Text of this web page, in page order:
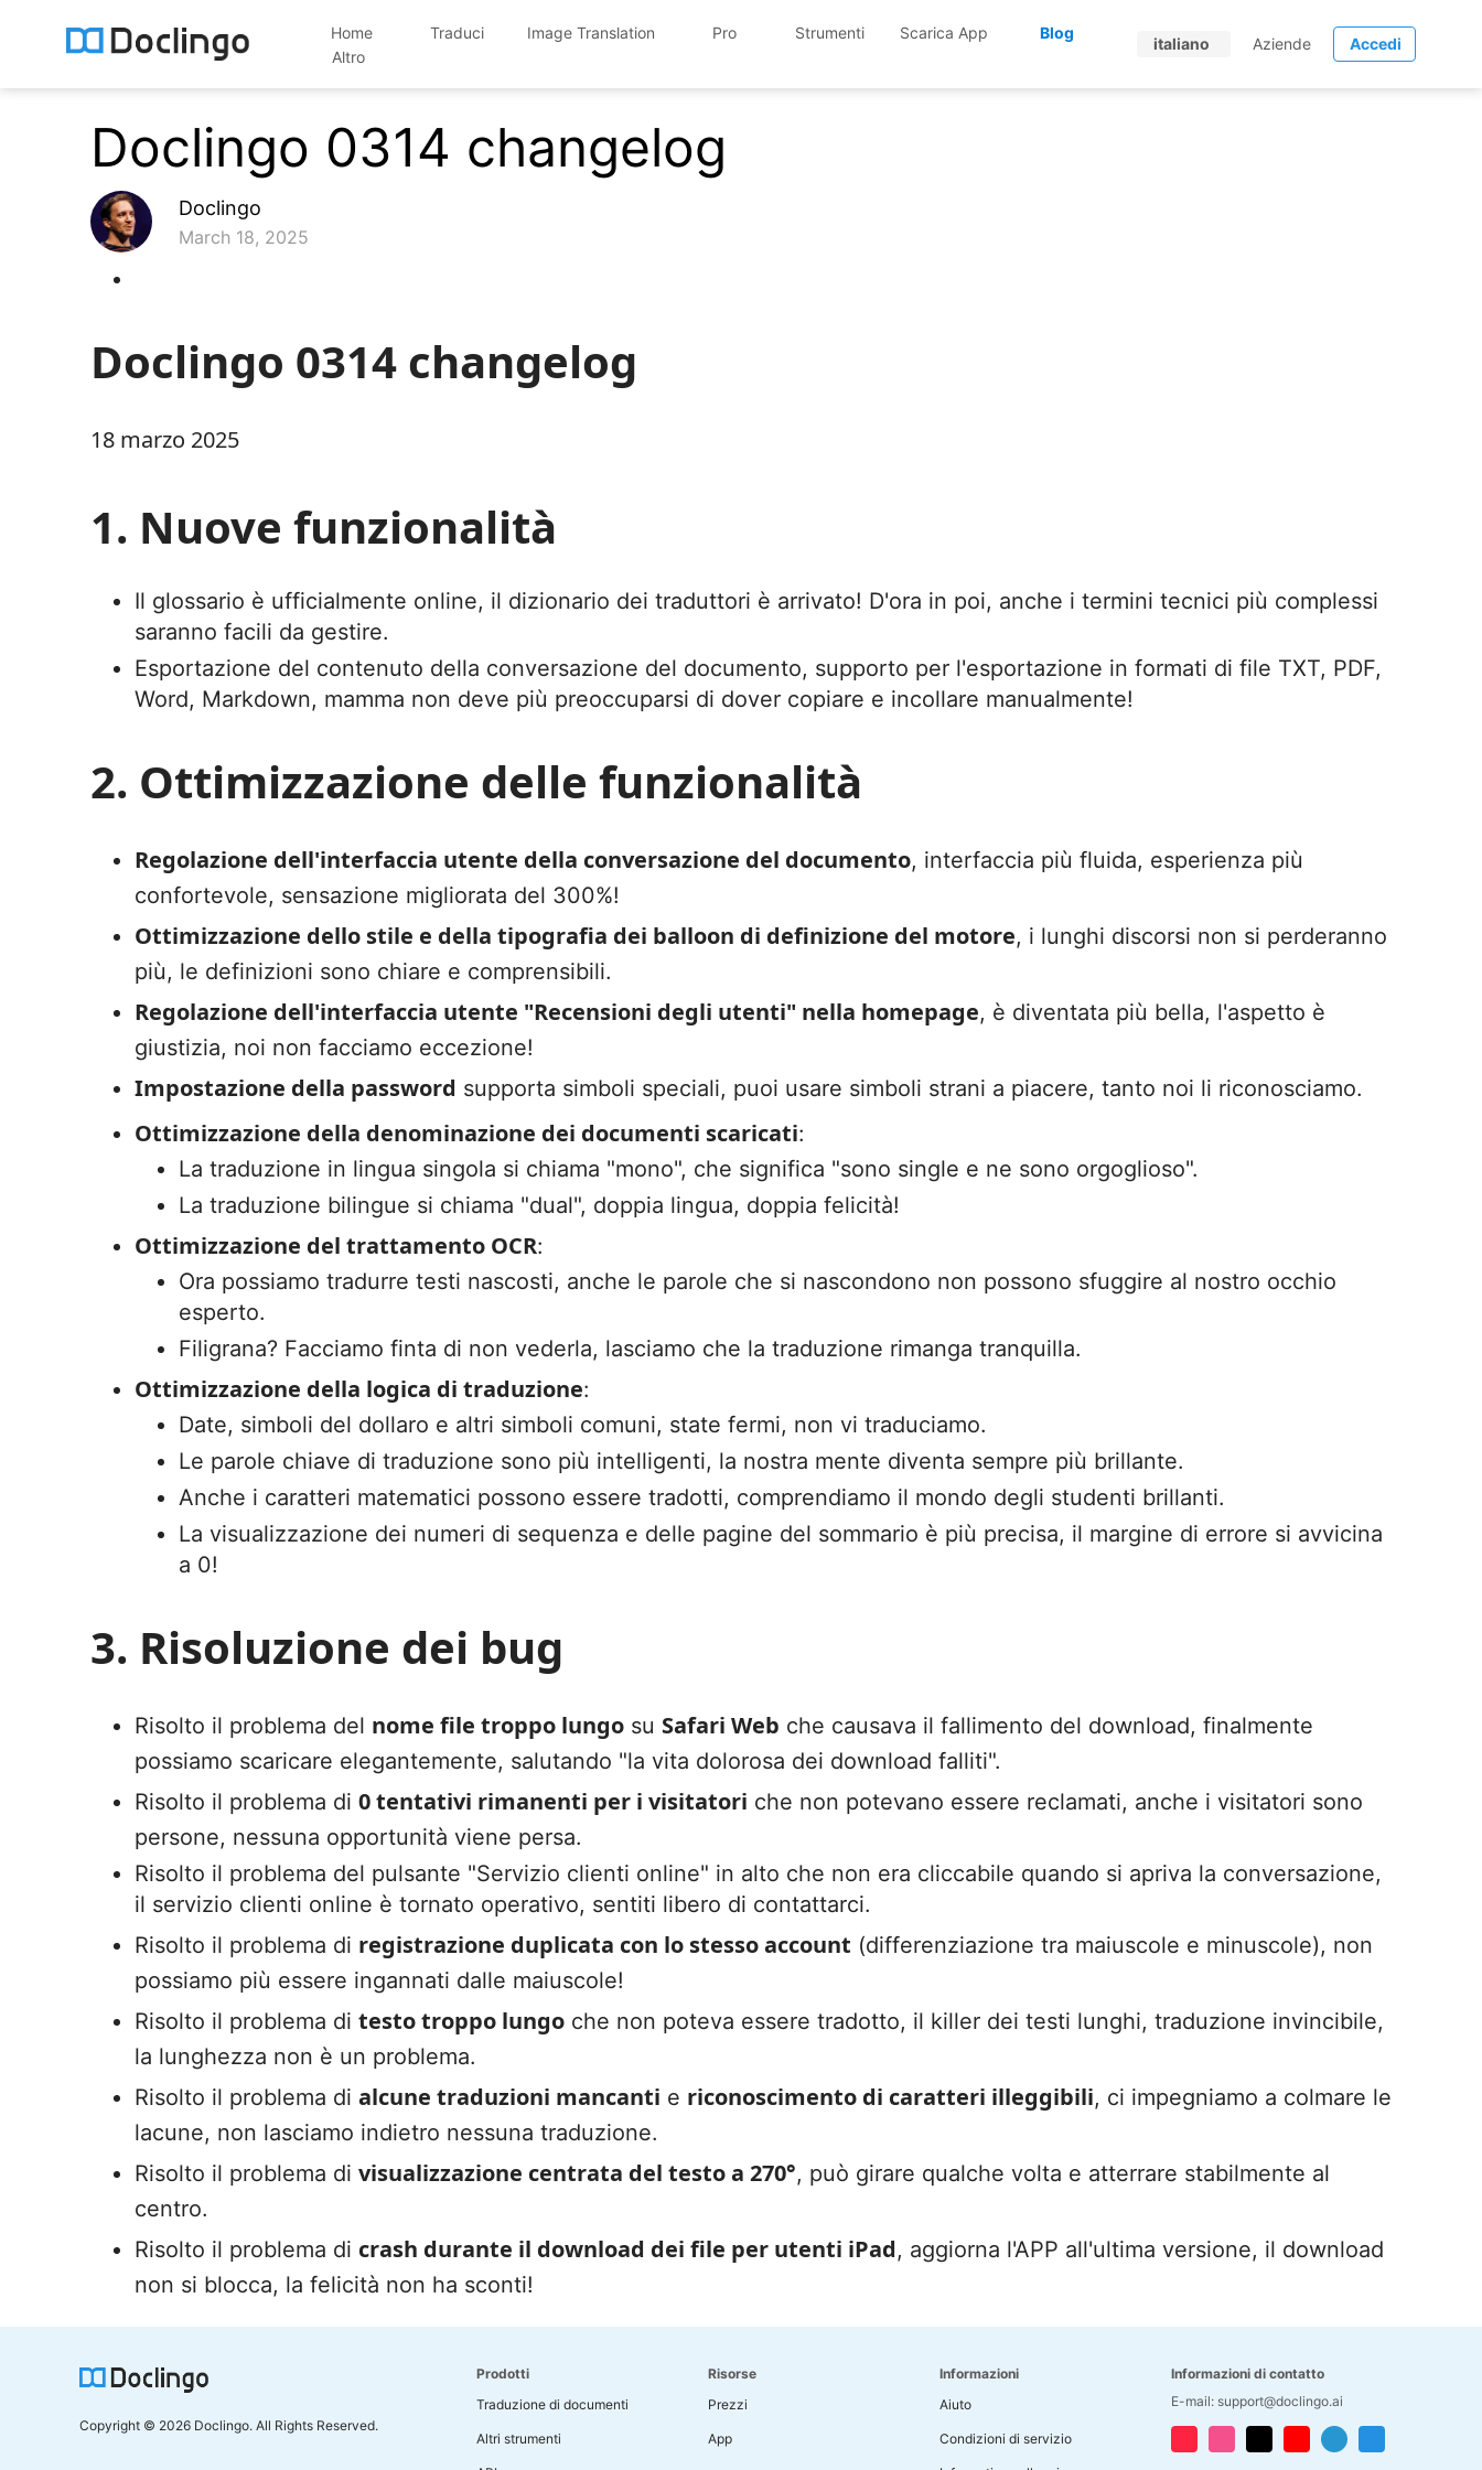
Home Traduci Image Translation Pro Strumenti Scarica App
Blog
Altro
italiano Aziende Accedi
Doclingo 0314 changelog
Doclingo
March 18, 2025
Doclingo 0314 changelog
18 marzo 2025
1. Nuove funzionalità
Il glossario è ufficialmente online, il dizionario dei traduttori è arrivato! D'ora in poi, anche i termini tecnici più complessi
saranno facili da gestire.
Esportazione del contenuto della conversazione del documento, supporto per l'esportazione in formati di file TXT, PDF,
Word, Markdown, mamma non deve più preoccuparsi di dover copiare e incollare manualmente!
2. Ottimizzazione delle funzionalità
Regolazione dell'interfaccia utente della conversazione del documento, interfaccia più fluida, esperienza più
confortevole, sensazione migliorata del 300%!
Ottimizzazione dello stile e della tipografia dei balloon di definizione del motore, i lunghi discorsi non si perderanno
più, le definizioni sono chiare e comprensibili.
Regolazione dell'interfaccia utente "Recensioni degli utenti" nella homepage, è diventata più bella, l'aspetto è
giustizia, noi non facciamo eccezione!
Impostazione della password supporta simboli speciali, puoi usare simboli strani a piacere, tanto noi li riconosciamo.
Ottimizzazione della denominazione dei documenti scaricati:
La traduzione in lingua singola si chiama "mono", che significa "sono single e ne sono orgoglioso".
La traduzione bilingue si chiama "dual", doppia lingua, doppia felicità!
Ottimizzazione del trattamento OCR:
Ora possiamo tradurre testi nascosti, anche le parole che si nascondono non possono sfuggire al nostro occhio
esperto.
Filigrana? Facciamo finta di non vederla, lasciamo che la traduzione rimanga tranquilla.
Ottimizzazione della logica di traduzione:
Date, simboli del dollaro e altri simboli comuni, state fermi, non vi traduciamo.
Le parole chiave di traduzione sono più intelligenti, la nostra mente diventa sempre più brillante.
Anche i caratteri matematici possono essere tradotti, comprendiamo il mondo degli studenti brillanti.
La visualizzazione dei numeri di sequenza e delle pagine del sommario è più precisa, il margine di errore si avvicina
a 0!
3. Risoluzione dei bug
Risolto il problema del nome file troppo lungo su Safari Web che causava il fallimento del download, finalmente
possiamo scaricare elegantemente, salutando "la vita dolorosa dei download falliti".
Risolto il problema di 0 tentativi rimanenti per i visitatori che non potevano essere reclamati, anche i visitatori sono
persone, nessuna opportunità viene persa.
Risolto il problema del pulsante "Servizio clienti online" in alto che non era cliccabile quando si apriva la conversazione,
il servizio clienti online è tornato operativo, sentiti libero di contattarci.
Risolto il problema di registrazione duplicata con lo stesso account (differenziazione tra maiuscole e minuscole), non
possiamo più essere ingannati dalle maiuscole!
Risolto il problema di testo troppo lungo che non poteva essere tradotto, il killer dei testi lunghi, traduzione invincibile,
la lunghezza non è un problema.
Risolto il problema di alcune traduzioni mancanti e riconoscimento di caratteri illeggibili, ci impegniamo a colmare le
lacune, non lasciamo indietro nessuna traduzione.
Risolto il problema di visualizzazione centrata del testo a 270°, può girare qualche volta e atterrare stabilmente al
centro.
Risolto il problema di crash durante il download dei file per utenti iPad, aggiorna l'APP all'ultima versione, il download
non si blocca, la felicità non ha sconti!
Copyright © 2026 Doclingo. All Rights Reserved.
Prodotti
Traduzione di documenti
Altri strumenti
Risorse
Prezzi
App
Informazioni
Aiuto
Condizioni di servizio
Informazioni di contatto
E-mail: support@doclingo.ai